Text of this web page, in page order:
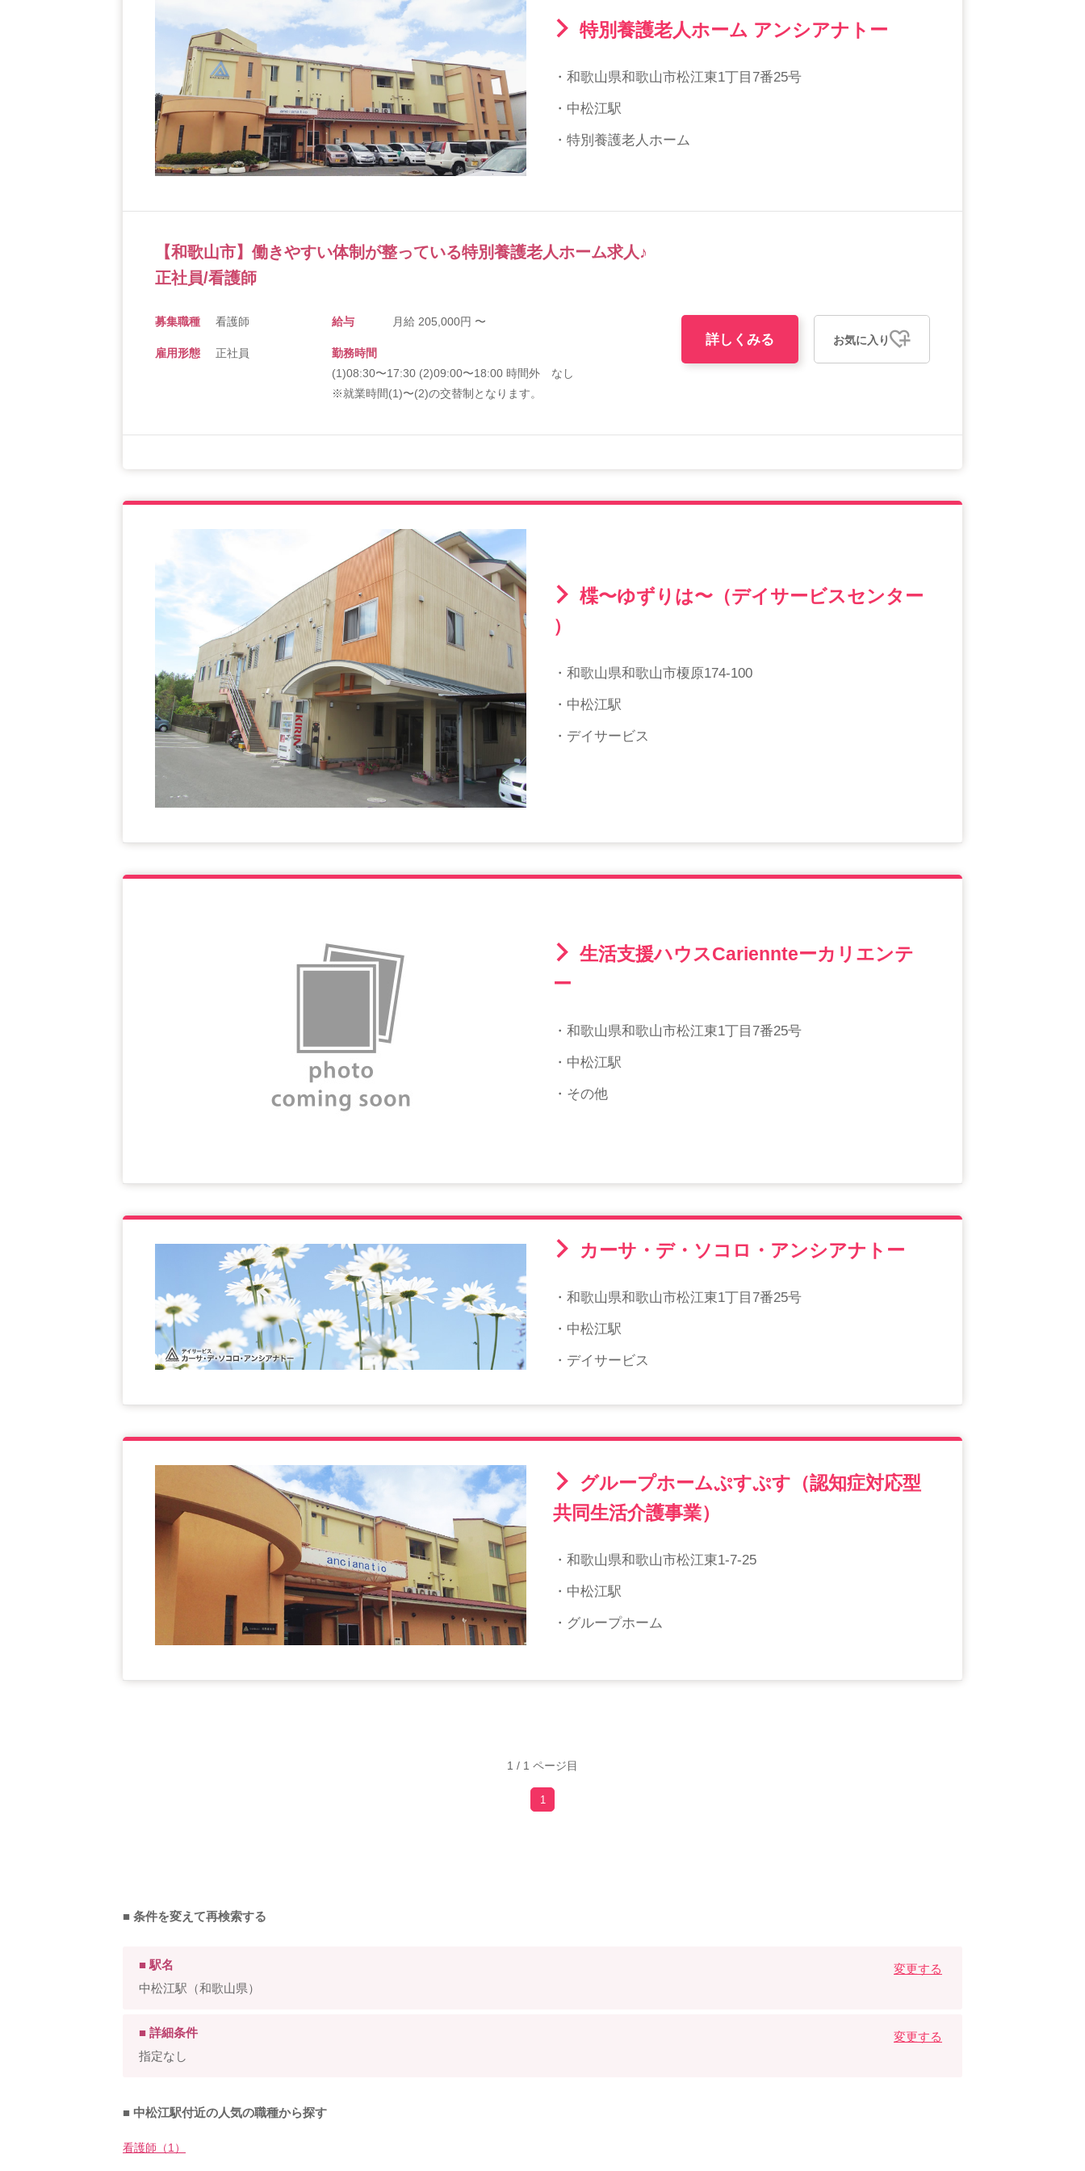
特別養護老人ホーム アンシアナトー
・和歌山県和歌山市松江東1丁目7番25号
・中松江駅
・特別養護老人ホーム
【和歌山市】働きやすい体制が整っている特別養護老人ホーム求人♪
正社員/看護師
募集職種 看護師 給与 月給 205,000円 〜
雇用形態 正社員
勤務時間
(1)08:30〜17:30 (2)09:00〜18:00 時間外 なし
※就業時間(1)〜(2)の交替制となります。
詳しくみる お気に入り
楪〜ゆずりは〜（デイサービスセンター
）
・和歌山県和歌山市榎原174-100
・中松江駅
・デイサービス
生活支援ハウスCariennteーカリエンテ
ー
・和歌山県和歌山市松江東1丁目7番25号
・中松江駅
・その他
カーサ・デ・ソコロ・アンシアナトー
・和歌山県和歌山市松江東1丁目7番25号
・中松江駅
・デイサービス
グループホームぷすぷす（認知症対応型
共同生活介護事業）
・和歌山県和歌山市松江東1-7-25
・中松江駅
・グループホーム
1 / 1 ページ目
1
■ 条件を変えて再検索する
■ 駅名
中松江駅（和歌山県）
変更する
■ 詳細条件
指定なし
変更する
■ 中松江駅付近の人気の職種から探す
看護師（1）